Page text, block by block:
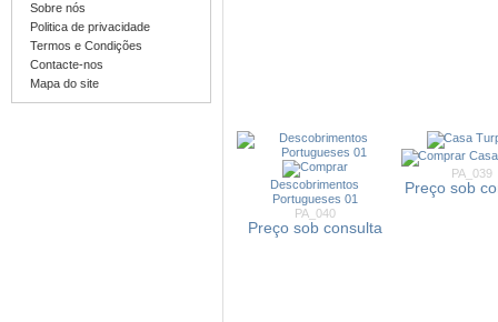
Sobre nós
Politica de privacidade
Termos e Condições
Contacte-nos
Mapa do site
Descobrimentos
Portugueses 01
PA_040
Preço sob consulta
PA_039
Preço sob